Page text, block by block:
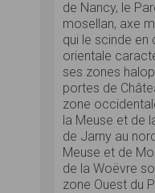
de Nancy, le
mosellan, axe
qui le scinde en
orientale
ses zones
portes de
zone
la Meuse et de
de Jarny au
Meuse et de
de la Woëvre
zone Ouest du